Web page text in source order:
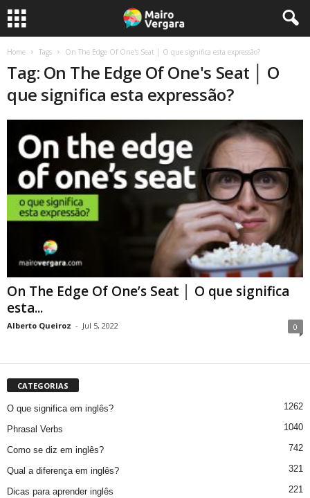
Home Tags On The Edge Of One's Seat │ O que significa esta expressão?
Tag: On The Edge Of One's Seat │ O
que significa esta expressão?
On The Edge Of One’s Seat │ O que significa
esta...
Alberto Queiroz - Jul 5, 2022 0
CATEGORIAS
O que significa em inglês? 1262
Phrasal Verbs 1040
Como se diz em inglês? 742
Qual a diferença em inglês? 321
Dicas para aprender inglês 221